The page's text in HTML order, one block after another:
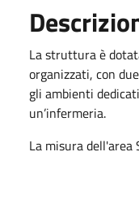
La struttura è
organizzati, con
gli ambienti
un’infermeria.
La misura dell'area